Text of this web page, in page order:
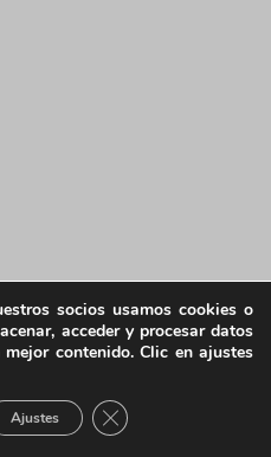
socios usamos cookies o
acceder y procesar datos
contenido. Clic en ajustes
Ajustes Cerrar el banner de